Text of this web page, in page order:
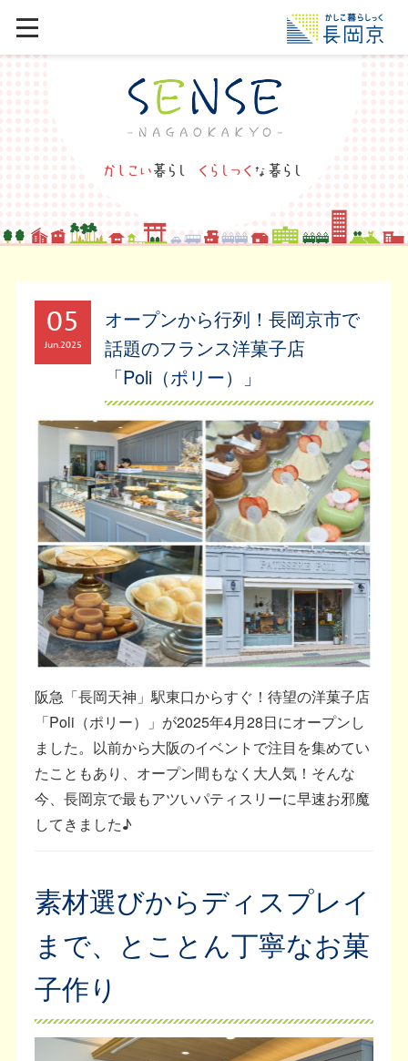
05
Jun2025
オープンから行列！長岡京市で
話題のフランス洋菓子店
「Poli（ポリー）」
阪急「長岡天神」駅東口からすぐ！待望の洋菓子店
「Poli（ポリー）」が2025年4月28日にオープンし
ました。以前から大阪のイベントで注目を集めてい
たこともあり、オープン間もなく大人気！そんな
今、長岡京で最もアツいパティスリーに早速お邪魔
してきました♪
素材選びからディスプレイ
まで、とことん丁寧なお菓
子作り